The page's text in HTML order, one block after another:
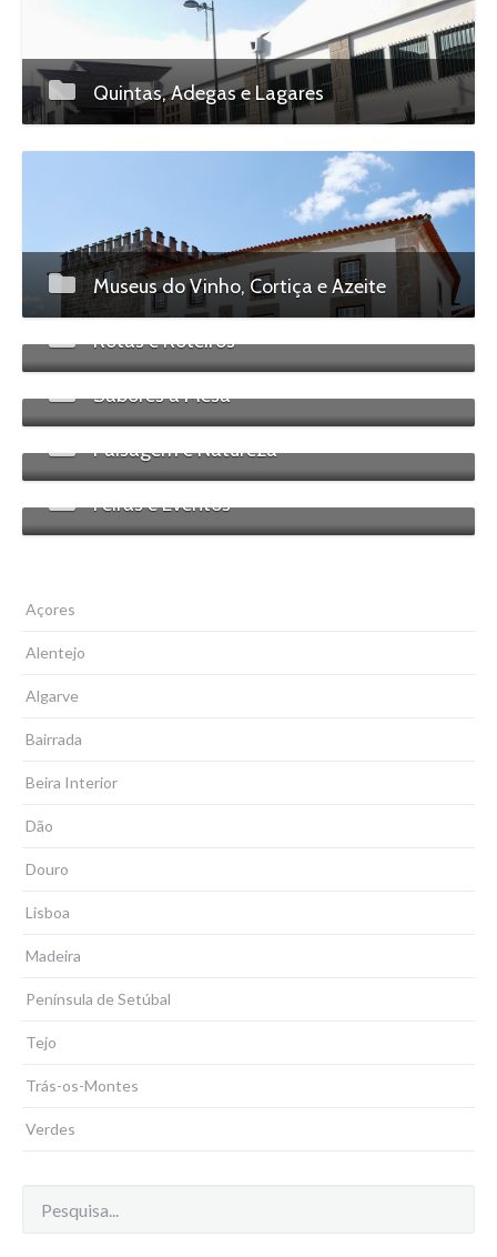
Quintas, Adegas e Lagares
Museus do Vinho, Cortiça e Azeite
Rotas e Roteiros
Sabores à Mesa
Paisagem e Natureza
Feiras e Eventos
Açores
Alentejo
Algarve
Bairrada
Beira Interior
Dão
Douro
Lisboa
Madeira
Península de Setúbal
Tejo
Trás-os-Montes
Verdes